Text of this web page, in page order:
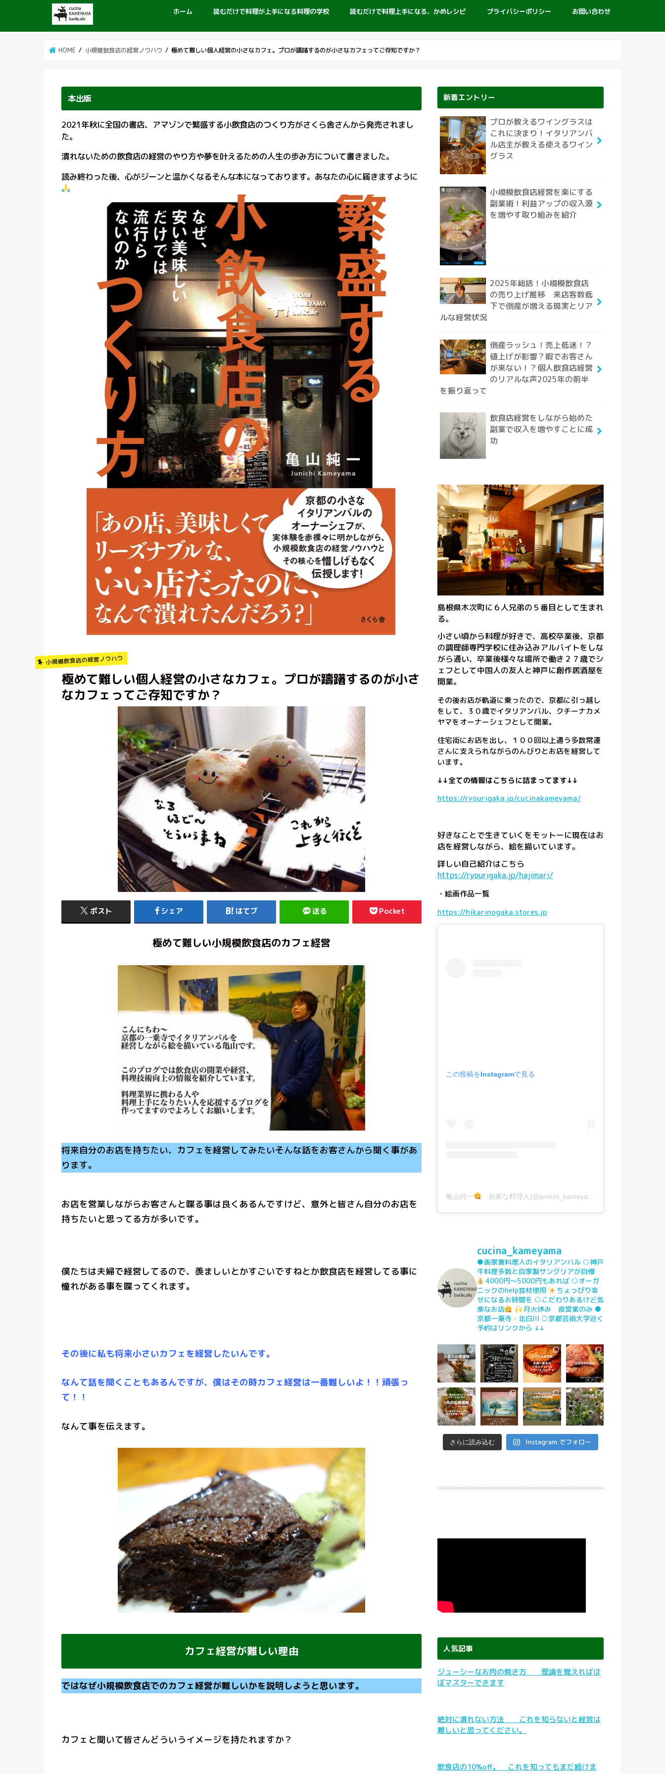
ホーム 読むだけで料理が上手になる料理の学校 読むだけで料理上手になる、かめレシピ プライバシーポリシー お問い合わせ
HOME 小規模飲食店の経営ノウハウ 極めて難しい個人経営の小さなカフェ。プロが躊躇するのが小さなカフェってご存知ですか？
本出版
2021年秋に全国の書店、アマゾンで繁盛する小飲食店のつくり方がさくら舎さんから発売されまし
た。
潰れないための飲食店の経営のやり方や夢を叶えるための人生の歩み方について書きました。
読み終わった後、心がジーンと温かくなるそんな本になっております。あなたの心に届きますように
小規模飲食店の経営ノウハウ
極めて難しい個人経営の小さなカフェ。プロが躊躇するのが小さ
なカフェってご存知ですか？
ポスト シェア はてブ 送る Pocket
極めて難しい小規模飲食店のカフェ経営
将来自分のお店を持ちたい、カフェを経営してみたいそんな話をお客さんから聞く事があ
ります。
お店を営業しながらお客さんと喋る事は良くあるんですけど、意外と皆さん自分のお店を
持ちたいと思ってる方が多いです。
僕たちは夫婦で経営してるので、羨ましいとかすごいですねとか飲食店を経営してる事に
憧れがある事を喋ってくれます。
その後に私も将来小さいカフェを経営したいんです。
なんて話を聞くこともあるんですが、僕はその時カフェ経営は一番難しいよ！！頑張っ
て！！
なんて事を伝えます。
カフェ経営が難しい理由
ではなぜ小規模飲食店でのカフェ経営が難しいかを説明しようと思います。
カフェと聞いて皆さんどういうイメージを持たれますか？
新着エントリー
プロが教えるワイングラスは
これに決まり！イタリアンバ
ル店主が教える使えるワイン
グラス
小規模飲食店経営を楽にする
副業術！利益アップの収入源
を増やす取り組みを紹介
2025年総括！小規模飲食店
の売り上げ推移 来店客数低
下で倒産が増える現実とリア
ルな経営状況
倒産ラッシュ！売上低迷！？
値上げが影響？暇でお客さん
が来ない！？個人飲食店経営
のリアルな声2025年の前半
を振り返って
飲食店経営をしながら始めた
副業で収入を増やすことに成
功
島根県木次町に６人兄弟の５番目として生まれ
る。
小さい頃から料理が好きで、高校卒業後、京都
の調理師専門学校に住み込みアルバイトをしな
がら通い、卒業後様々な場所で働き２７歳でシ
ェフとして中国人の友人と神戸に創作居酒屋を
開業。
その後お店が軌道に乗ったので、京都に引っ越し
をして、３０歳でイタリアンバル、クチーナカメ
ヤマをオーナーシェフとして開業。
住宅街にお店を出し、１００回以上通う多数常連
さんに支えられながらのんびりとお店を経営して
います。
↓↓全ての情報はこちらに詰まってます↓↓
https://ryourigaka.jp/cucinakameyama/
好きなことで生きていくをモットーに現在はお
店を経営しながら、絵を描いています。
詳しい自己紹介はこちら
https://ryourigaka.jp/hajimari/
・ 絵画作品一覧
https://hikarinogaka.stores.jp
この投稿をInstagramで見る
亀山純一 画家な料理人(@junichi_kameyama)がシェアした投稿
cucina_kameyama
●画家兼料理人のイタリアンバル ○神戸
牛料理多数と自家製サングリアが自慢
4000円〜5000円もあれば ○オーガ
ニックのhelp食材使用
ちょっぴり幸
せになるお時間を ○こだわりあるけど気
楽なお店
月火休み 夜営業のみ ●
京都一乗寺・北白川 ○京都芸術大学近く
予約はリンクから ↓↓
さらに読み込む Instagram でフォロー
人気記事
ジューシーなお肉の焼き方 理論を覚えればほ
ぼマスターできます
絶対に潰れない方法 これを知らないと経営は
難しいと思ってください。
飲食店の10%off。 これを知ってもまだ続けま